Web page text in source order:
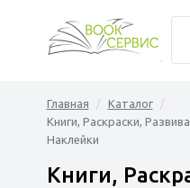
Главная
Каталог
Книги, Раскраски,
Наклейки
Книги,